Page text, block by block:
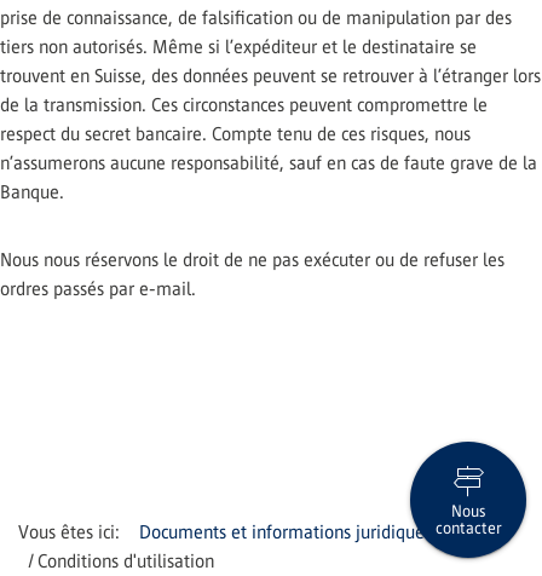
prise de connaissance, de falsification ou de manipulation par des
tiers non autorisés. Même si l’expéditeur et le destinataire se
trouvent en Suisse, des données peuvent se retrouver à l’étranger lors
de la transmission. Ces circonstances peuvent compromettre le
respect du secret bancaire. Compte tenu de ces risques, nous
n’assumerons aucune responsabilité, sauf en cas de faute grave de la
Banque.
Nous nous réservons le droit de ne pas exécuter ou de refuser les
ordres passés par e-mail.
Documents et informations juridiques
Conditions d'utilisation
Nous
contacter